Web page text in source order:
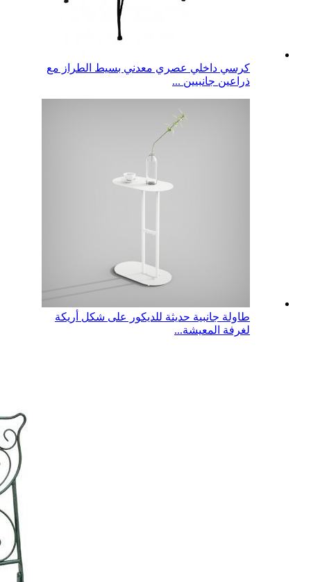
كرسي داخلي عصري معدني بسيط الطراز مع
ذراعين جانبيين ...
طاولة جانبية حديثة للديكور على شكل أريكة
لغرفة المعيشة...